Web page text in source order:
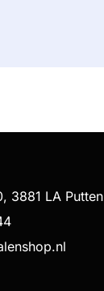
3881 LA Putten